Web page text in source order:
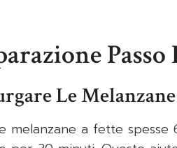
Passo
Le Melanzane
melanzane a fette